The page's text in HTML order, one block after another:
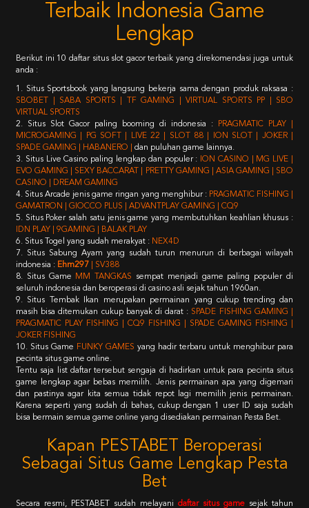
Terbaik Indonesia Game
Lengkap
Berikut ini 10 daftar situs slot gacor terbaik yang direkomendasi juga untuk
anda :
1. Situs Sportsbook yang langsung bekerja sama dengan produk raksasa :
SBOBET | SABA SPORTS | TF GAMING | VIRTUAL SPORTS PP | SBO
VIRTUAL SPORTS
2. Situs Slot Gacor paling booming di indonesia :
PRAGMATIC PLAY |
MICROGAMING | PG SOFT | LIVE 22 | SLOT 88 | ION SLOT | JOKER |
SPADE GAMING | HABANERO |
dan puluhan game lainnya.
3. Situs Live Casino paling lengkap dan populer : ION CASINO | MG LIVE |
EVO GAMING | SEXY BACCARAT | PRETTY GAMING | ASIA GAMING | SBO
CASINO | DREAM GAMING
4. Situs Arcade jenis game ringan yang menghibur : PRAGMATIC FISHING |
GAMATRON | GIOCCO PLUS | ADVANTPLAY GAMING | CQ9
5. Situs Poker salah satu jenis game yang membutuhkan keahlian khusus :
IDN PLAY | 9GAMING | BALAK PLAY
6. Situs Togel yang sudah merakyat : NEX4D
7. Situs Sabung Ayam yang sudah turun menurun di berbagai wilayah
indonesia : Ehm297 | SV388
8. Situs Game
MM TANGKAS
sempat menjadi game paling populer di
seluruh indonesia dan beroperasi di casino asli sejak tahun 1960an.
9. Situs Tembak Ikan merupakan permainan yang cukup trending dan
masih bisa ditemukan cukup banyak di darat : SPADE FISHING GAMING |
PRAGMATIC PLAY FISHING | CQ9 FISHING | SPADE GAMING FISHING |
JOKER FISHING
10. Situs Game FUNKY GAMES yang hadir terbaru untuk menghibur para
pecinta situs game online.
Tentu saja list daftar tersebut sengaja di hadirkan untuk para pecinta situs
game lengkap agar bebas memilih. Jenis permainan apa yang digemari
dan pastinya agar kita semua tidak repot lagi memilih jenis permainan.
Karena seperti yang sudah di bahas, cukup dengan 1 user ID saja sudah
bisa bermain semua game online yang disediakan permainan Pesta Bet.
Kapan PESTABET Beroperasi
Sebagai Situs Game Lengkap Pesta
Bet
Secara resmi, PESTABET sudah melayani daftar situs game sejak tahun